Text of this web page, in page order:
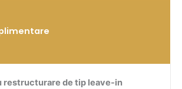
restructurare de tip leave-in